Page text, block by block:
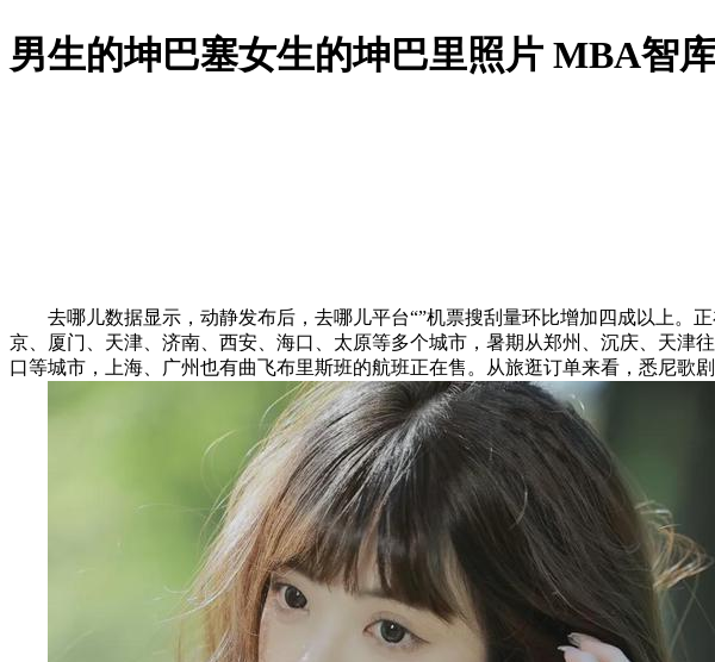
男生的坤巴塞女生的坤巴里照片 MBA智
去哪儿数据显示，动静发布后，去哪儿平台“”机票搜刮量环比增加四成以上。
京、厦门、天津、济南、西安、海口、太原等多个城市，暑期从郑州、沉庆、天津
口等城市，上海、广州也有曲飞布里斯班的航班正在售。从旅逛订单来看，悉尼歌